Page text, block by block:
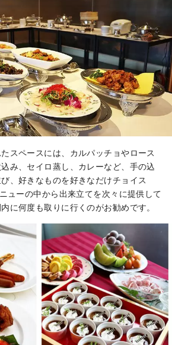
スペースには、カルパッチョやロース
み、セイロ蒸し、カレーなど、手の込
、好きなものを好きなだけチョイス
ューの中から出来立てを次々に提供して
に何度も取りに行くのがお勧めです。